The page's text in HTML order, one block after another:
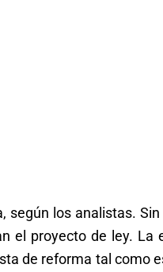
los analistas.
el proyecto de ley.
de reforma tal como